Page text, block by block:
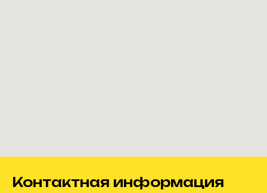
Контактная информация